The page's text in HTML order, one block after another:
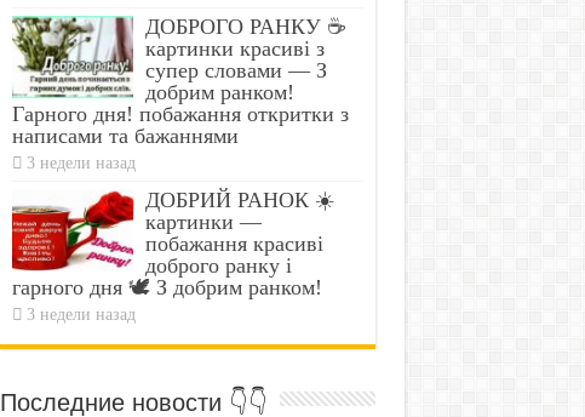
ДОБРОГО РАНКУ ☕
картинки красиві з
супер словами — З
добрим ранком!
Гарного дня! побажання откритки з
написами та бажаннями
3 недели назад
ДОБРИЙ РАНОК ☀️
картинки —
побажання красиві
доброго ранку і
гарного дня 🕊️ З добрим ранком!
3 недели назад
Последние новости 👇👇